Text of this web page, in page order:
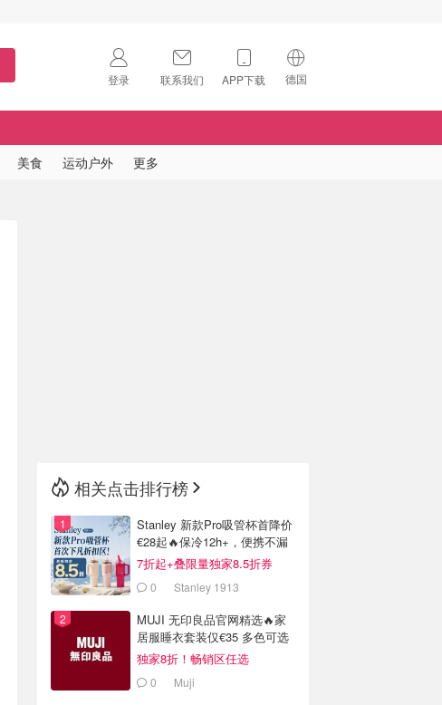
登录 联系我们 APP下载 德国
🇺🇸
美食 运动户外 更多
相关点击排行榜
Stanley 新款Pro吸管杯首降价
€28起🔥保冷12h+，便携不漏
水
7折起+叠限量独家8.5折券
0 Stanley 1913
MUJI 无印良品官网精选🔥家
居服睡衣套装仅€35 多色可选
独家8折！畅销区任选
0 Muji